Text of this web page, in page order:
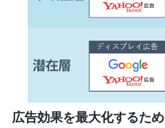
広告効果を最大化するた